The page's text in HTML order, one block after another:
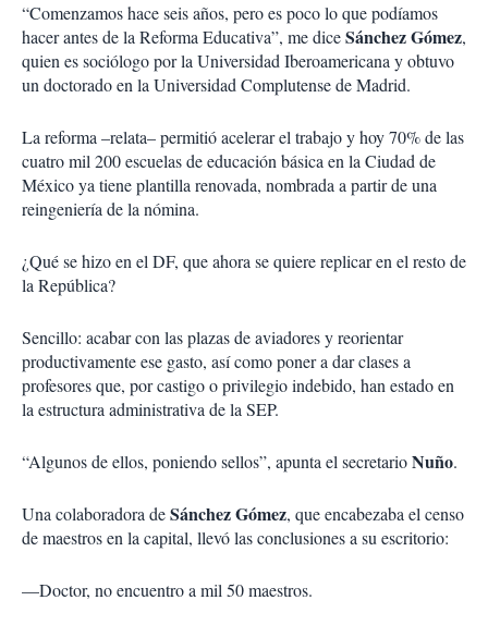
“Comenzamos hace seis años, pero es poco lo que podíamos
hacer antes de la Reforma Educativa”, me diceSánchez Gómez,
quien es sociólogo por la Universidad Iberoamericana y obtuvo
un doctorado en la Universidad Complutense de Madrid.
La reforma –relata– permitió acelerar el trabajo y hoy 70% de las
cuatro mil 200 escuelas de educación básica en la Ciudad de
México ya tiene plantilla renovada, nombrada a partir de una
reingeniería de la nómina.
¿Qué se hizo en el DF, que ahora se quiere replicar en el resto de
la República?
Sencillo: acabar con las plazas de aviadores y reorientar
productivamente ese gasto, así como poner a dar clases a
profesores que, por castigo o privilegio indebido, han estado en
la estructura administrativa de la SEP.
“Algunos de ellos, poniendo sellos”, apunta el secretarioNuño.
Una colaboradora deSánchez Gómez, que encabezaba el censo
de maestros en la capital, llevó las conclusiones a su escritorio:
—Doctor, no encuentro a mil 50 maestros.